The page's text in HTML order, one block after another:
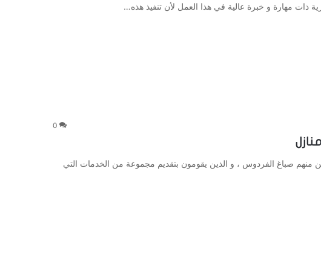
ذات مهارة و خبرة عالية في هذا العمل لأن تنفيذ هذه…
0
منهم صباغ الفردوس ، و الذين يقومون بتقديم مجموعة من الخدمات التي